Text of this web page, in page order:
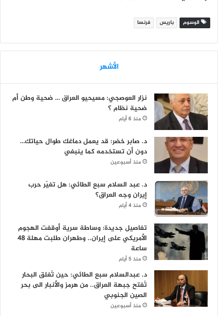
الوسوم باريس فرنسا
الأشهر
نزار العوصجي: مسيحيو العراق … ضحية وطن أم
ضحية نظام ؟
منذ 6 أيام
د. صابر خضر: قد يعمل دماغك طوال حياتك…
دون أن تستخدمه كما ينبغي
منذ أسبوعين
د. عبد السلام سبع الطائي: هل تغيّر حرب
إيران وجه العراق؟
منذ 4 أيام
تفاصيل جديدة: وساطة سرية أوقفت الهجوم
الأمريكي على إيران.. وطهران طلبت مهلة 48
ساعة
منذ 5 أيام
د. عبدالسلام سبع الطائي: حين تُغلق البحار
تُفتح جبهة العراق.. من هرمز والأنبار الى بحر
الصين الجنوبي
منذ أسبوعين